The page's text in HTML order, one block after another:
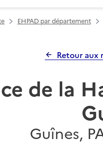
EHPAD par département
Retour aux
de la
Guînes,